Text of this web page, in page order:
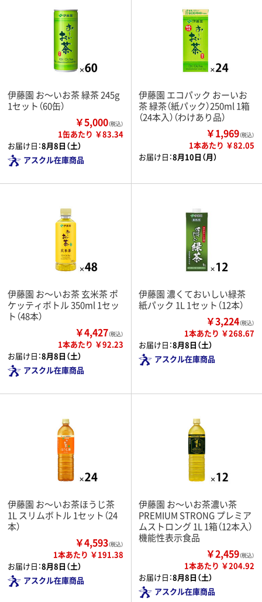
伊藤園 お～いお茶 緑茶 245g
1セット（60缶）
￥5,000（税込）
1缶あたり ￥83.34
お届け日：8月8日（土）
アスクル在庫商品
伊藤園 エコパック おーいお
茶 緑茶（紙パック）250ml 1箱
（24本入）（わけあり品）
￥1,969（税込）
1本あたり ￥82.05
お届け日：8月10日（月）
伊藤園 お～いお茶 玄米茶 ポ
ケッティボトル 350ml 1セッ
ト（48本）
￥4,427（税込）
1本あたり ￥92.23
お届け日：8月8日（土）
アスクル在庫商品
伊藤園 濃くておいしい緑茶
紙パック 1L 1セット（12本）
￥3,224（税込）
1本あたり ￥268.67
お届け日：8月8日（土）
アスクル在庫商品
伊藤園 お～いお茶ほうじ茶
1L スリムボトル 1セット（24
本）
￥4,593（税込）
1本あたり ￥191.38
お届け日：8月8日（土）
アスクル在庫商品
伊藤園 お～いお茶濃い茶
PREMIUM STRONG プレミア
ムストロング 1L 1箱（12本入）
機能性表示食品
￥2,459（税込）
1本あたり ￥204.92
お届け日：8月8日（土）
アスクル在庫商品